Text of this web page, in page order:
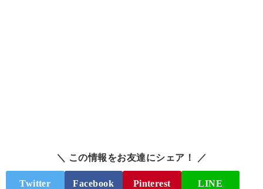
＼ この情報をお友達にシェア！ ／
Twitter Facebook Pinterest LINE